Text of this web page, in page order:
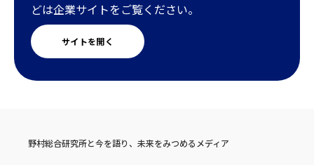
どは企業サイトをご覧ください。
サイトを開く
野村総合研究所と今を語り、未来をみつめるメディア